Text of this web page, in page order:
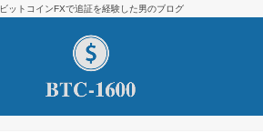
ビットコインFXで追証を経験した男のブログ